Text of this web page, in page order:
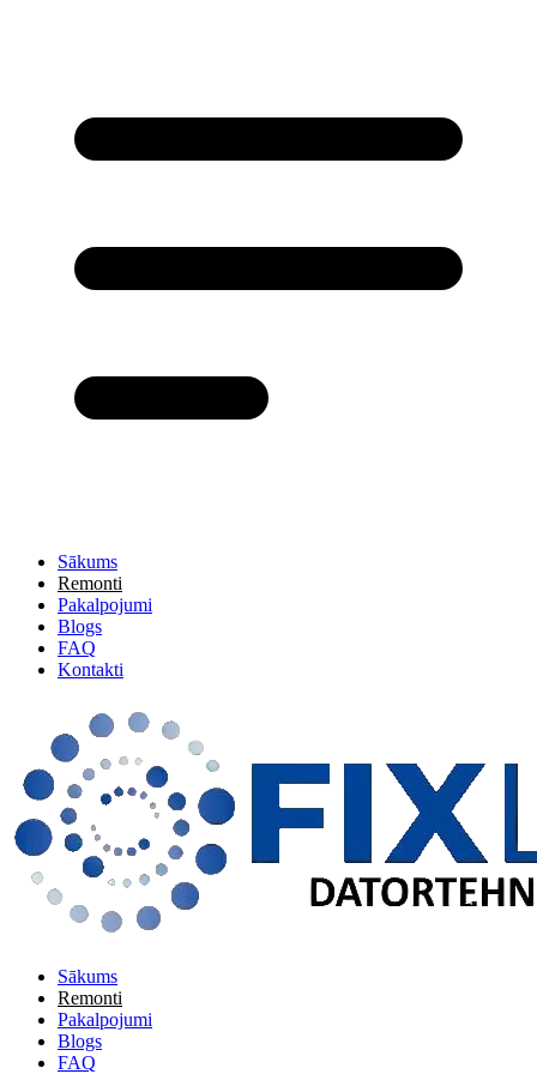
Sākums
Remonti
Pakalpojumi
Blogs
FAQ
Kontakti
Sākums
Remonti
Pakalpojumi
Blogs
FAQ